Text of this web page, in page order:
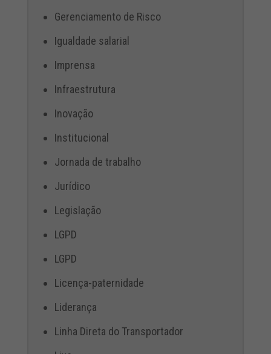
Gerenciamento de Risco
Igualdade salarial
Imprensa
Infraestrutura
Inovação
Institucional
Jornada de trabalho
Jurídico
Legislação
LGPD
LGPD
Licença-paternidade
Liderança
Linha Direta do Transportador